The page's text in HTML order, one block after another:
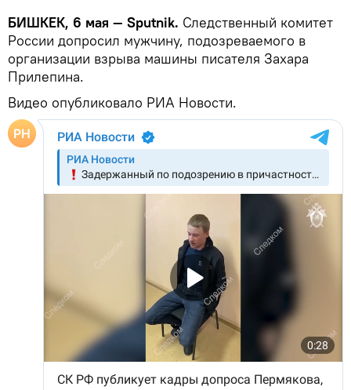
БИШКЕК, 6 мая — Sputnik. Следственный комитет
России допросил мужчину, подозреваемого в
организации взрыва машины писателя Захара
Прилепина.
Видео опубликовало РИА Новости.